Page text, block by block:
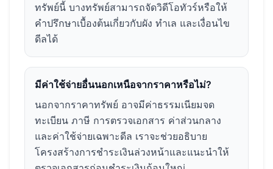
ทรัพย์นี้ บางทรัพย์สามารถจัดวิดีโอทัวร์หรือให้
คำปรึกษาเบื้องต้นเกี่ยวกับผัง ทำเล และเงื่อนไข
ดีลได้
มีค่าใช้จ่ายอื่นนอกเหนือจากราคาหรือไม่?
นอกจากราคาทรัพย์ อาจมีค่าธรรมเนียมจด
ทะเบียน ภาษี การตรวจเอกสาร ค่าส่วนกลาง
และค่าใช้จ่ายเฉพาะดีล เราจะช่วยอธิบาย
โครงสร้างการชำระเงินล่วงหน้าและแนะนำให้